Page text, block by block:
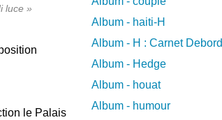
luce »
le Palais
Album - haiti-H
Album - H : Carnet Debord
Album - Hedge
Album - houat
Album - humour